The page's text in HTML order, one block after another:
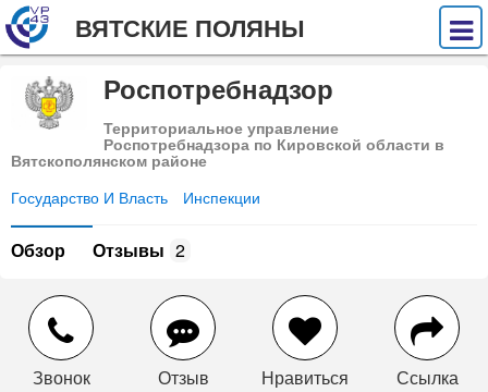
ВЯТСКИЕ ПОЛЯНЫ
Роспотребнадзор
Территориальное управление
Роспотребнадзора по Кировской области в
Вятскополянском районе
Государство И Власть Инспекции
Обзор Отзывы 2
Звонок Отзыв Нравиться Ссылка